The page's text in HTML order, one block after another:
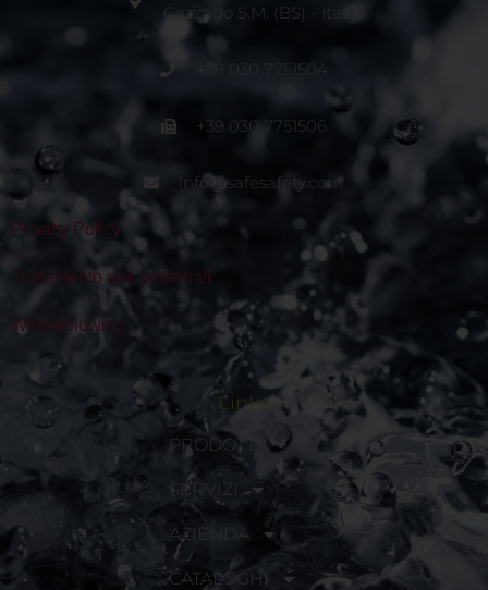
Cazzago S.M. (BS) - Italia
+39 030 7751504
+39 030 7751506
info@safesafety.com
Privacy Policy
Trattamento dati personali
Whisleblowing
Links
PRODOTTI
SERVIZI
AZIENDA
CATALOGHI